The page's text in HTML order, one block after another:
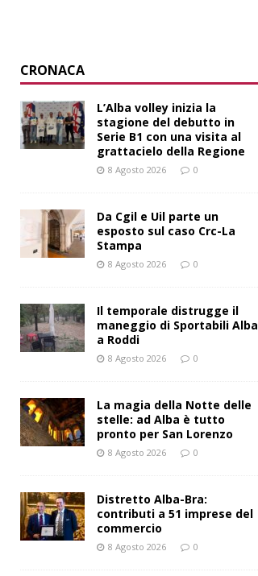
CRONACA
L’Alba volley inizia la
stagione del debutto in
Serie B1 con una visita al
grattacielo della Regione
8 Agosto 2026 0
Da Cgil e Uil parte un
esposto sul caso Crc-La
Stampa
8 Agosto 2026 0
Il temporale distrugge il
maneggio di Sportabili Alba
a Roddi
8 Agosto 2026 0
La magia della Notte delle
stelle: ad Alba è tutto
pronto per San Lorenzo
8 Agosto 2026 0
Distretto Alba-Bra:
contributi a 51 imprese del
commercio
8 Agosto 2026 0